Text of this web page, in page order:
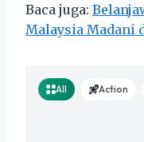
Baca juga:
Malaysia Madani